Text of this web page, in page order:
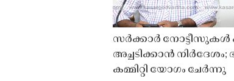
സർക്കാർ നോട്ടീസുകൾ
അച്ചടിക്കാൻ നിർദേശം;
കമ്മിറ്റി യോഗം ചേർന്നു